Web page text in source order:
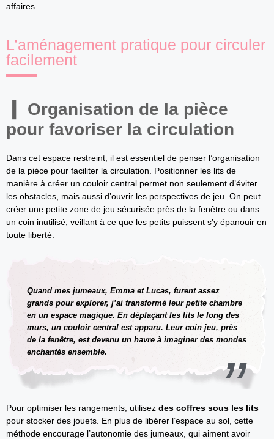
affaires.
L’aménagement pratique pour circuler
facilement
Organisation de la pièce
pour favoriser la circulation
Dans cet espace restreint, il est essentiel de penser l’organisation
de la pièce pour faciliter la circulation. Positionner les lits de
manière à créer un couloir central permet non seulement d’éviter
les obstacles, mais aussi d’ouvrir les perspectives de jeu. On peut
créer une petite zone de jeu sécurisée près de la fenêtre ou dans
un coin inutilisé, veillant à ce que les petits puissent s’y épanouir en
toute liberté.
Quand mes jumeaux, Emma et Lucas, furent assez
grands pour explorer, j’ai transformé leur petite chambre
en un espace magique. En déplaçant les lits le long des
murs, un couloir central est apparu. Leur coin jeu, près
de la fenêtre, est devenu un havre à imaginer des mondes
enchantés ensemble.
Pour optimiser les rangements, utilisez des coffres sous les lits
pour stocker des jouets. En plus de libérer l’espace au sol, cette
méthode encourage l’autonomie des jumeaux, qui aiment avoir